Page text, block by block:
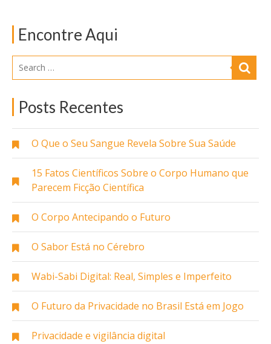
Encontre Aqui
Posts Recentes
O Que o Seu Sangue Revela Sobre Sua Saúde
15 Fatos Científicos Sobre o Corpo Humano que
Parecem Ficção Científica
O Corpo Antecipando o Futuro
O Sabor Está no Cérebro
Wabi-Sabi Digital: Real, Simples e Imperfeito
O Futuro da Privacidade no Brasil Está em Jogo
Privacidade e vigilância digital